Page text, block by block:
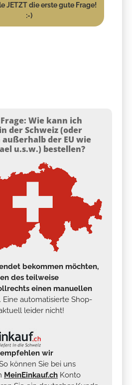
JETZT die erste gute Frage!
:-)
Wie kann ich
der Schweiz (oder
außerhalb der EU wie
u.s.w.) bestellen?
bekommen möchten,
des teilweise
einen manuellen
Eine automatisierte Shop-
leider nicht!
wir
können Sie bei uns
MeinEinkauf.ch Konto